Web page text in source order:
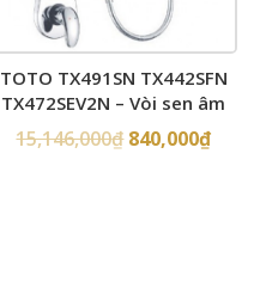
TOTO TX491SN TX442SFN
TX472SEV2N – Vòi sen âm
tường
15,146,000₫ 840,000₫